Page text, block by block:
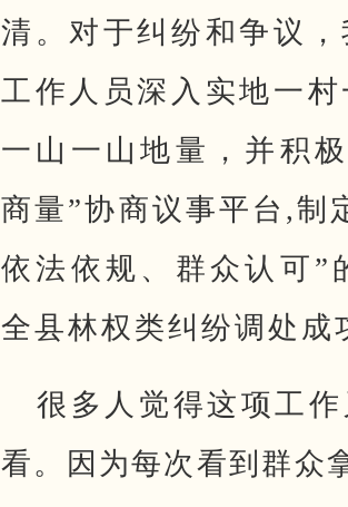
清。对于纠纷和争议
工作人员深入实地一
一山一山地量，并积
商量”协商议事平台,制
依法依规、群众认可”
全县林权类纠纷调处成
很多人觉得这项工
看。因为每次看到群众